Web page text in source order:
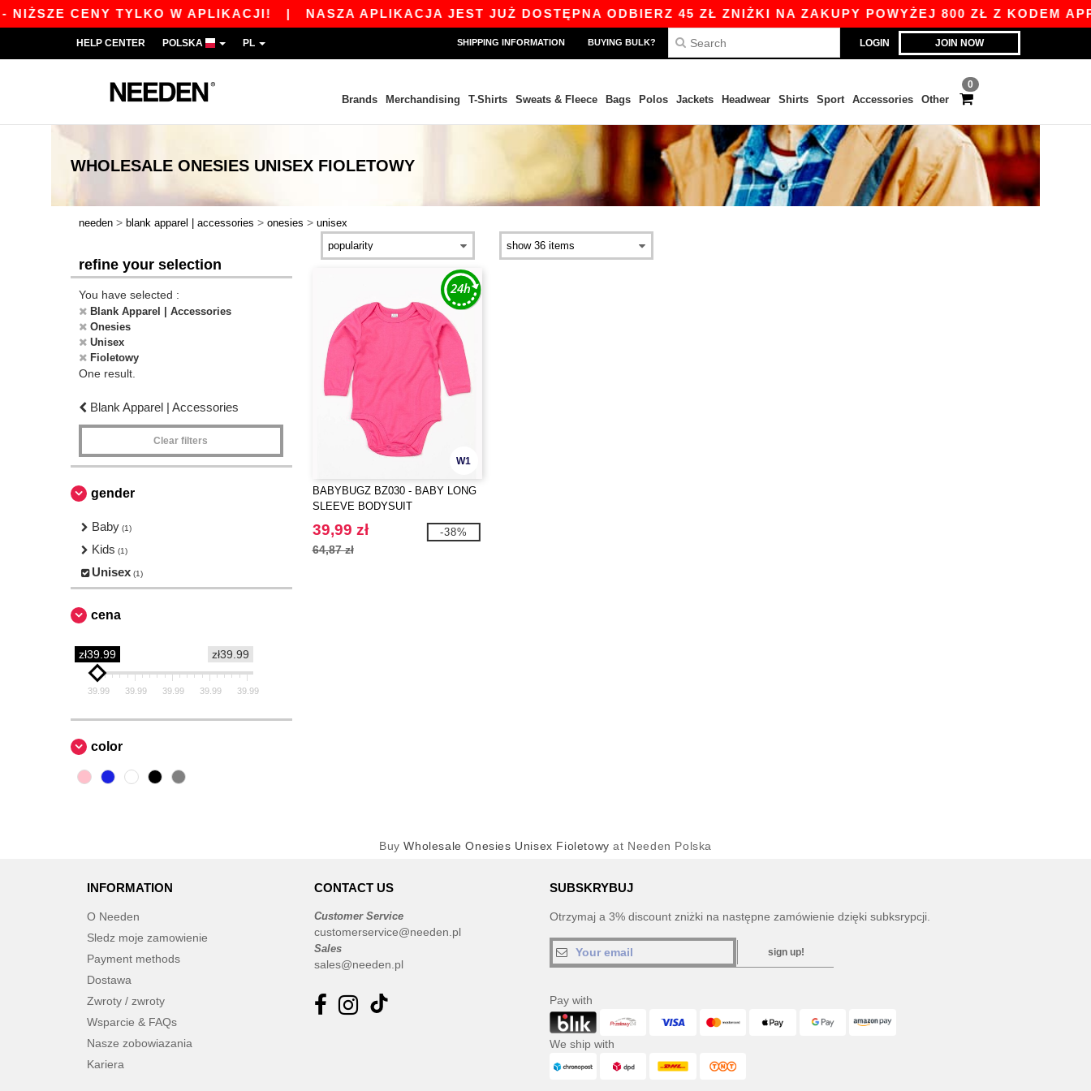
CENY TYLKO W APLIKACJI!| NASZA APLIKACJA JEST JUŻ DOSTĘPNA ODBIERZ 45 ZŁ ZNIŻKI NA ZAKUPY POWYŻEJ 800 ZŁ Z KODEM
LOGIN JOIN NOW
HELP CENTER POLSKA PL SHIPPING INFORMATION BUYING BULK?
0
Brands Merchandising T-Shirts Sweats & Fleece Bags Polos Jackets Headwear Shirts Sport Accessories Other
WHOLESALE ONESIES UNISEX FIOLETOWY
needen > blank apparel | accessories > onesies > unisex
refine your selection
You have selected :
Blank Apparel | Accessories
Onesies
Unisex
Fioletowy
One result.
Blank Apparel | Accessories
Clear filters
gender
Baby (1)
Kids (1)
Unisex (1)
cena
zł39.99
zł39.99
39.99 39.99 39.99 39.99 39.99
color
W1
BABYBUGZ BZ030 - BABY LONG
SLEEVE BODYSUIT
39,99 zł
64,87 zł
-38%
BuyWholesale Onesies Unisex Fioletowy at Needen Polska
INFORMATION
O Needen
Sledz moje zamowienie
Payment methods
Dostawa
Zwroty / zwroty
Wsparcie & FAQs
Nasze zobowiazania
Kariera
CONTACT US
Customer Service
customerservice@needen.pl
Sales
sales@needen.pl
SUBSKRYBUJ
Otrzymaj a 3% discount zniżki na następne zamówienie dzięki subksrypcji.
sign up!
Pay with
We ship with